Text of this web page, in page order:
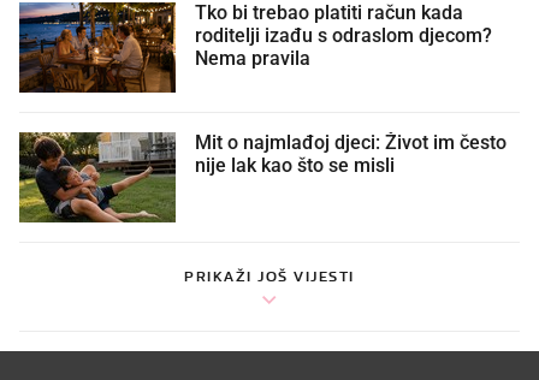
Tko bi trebao platiti račun kada
roditelji izađu s odraslom djecom?
Nema pravila
Mit o najmlađoj djeci: Život im često
nije lak kao što se misli
PRIKAŽI JOŠ VIJESTI